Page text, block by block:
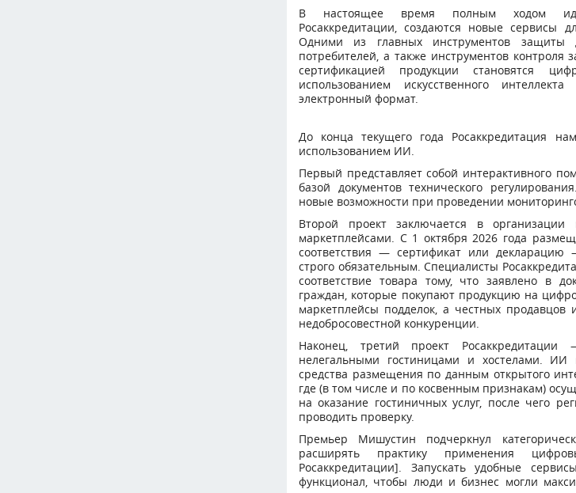
В настоящее время полным ходом
Росаккредитации, создаются новые сервисы
Одними из главных инструментов защиты
потребителей, а также инструментов
сертификацией продукции становятся
использованием искусственного
электронный формат.
До конца текущего года Росаккредитация
использованием ИИ.
Первый представляет собой интерактивного
базой документов технического
новые возможности при проведении
Второй проект заключается в организации
маркетплейсами. С 1 октября 2026 года
соответствия — сертификат или декларацию
строго обязательным. Специалисты
соответствие товара тому, что заявлено в
граждан, которые покупают продукцию на
маркетплейсы подделок, а честных
недобросовестной конкуренции.
Наконец, третий проект
нелегальными гостиницами и хостелами. ИИ
средства размещения по данным открытого
где (в том числе и по косвенным признакам)
на оказание гостиничных услуг, после чего
проводить проверку.
Премьер Мишустин подчеркнул
расширять практику применения
Росаккредитации]. Запускать удобные
функционал, чтобы люди и бизнес могли